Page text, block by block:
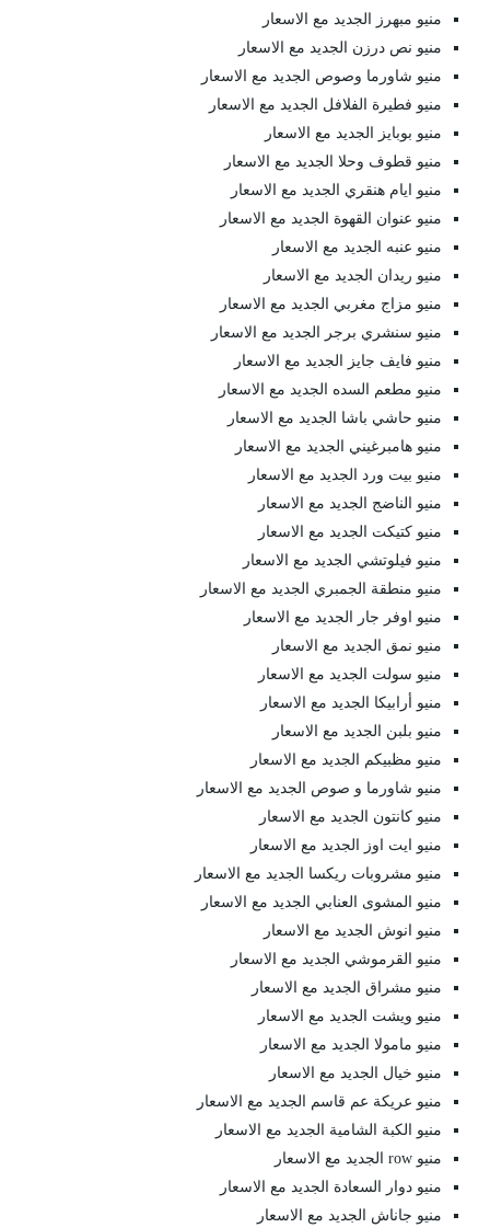
منيو مبهرز الجديد مع الاسعار
منيو نص درزن الجديد مع الاسعار
منيو شاورما وصوص الجديد مع الاسعار
منيو فطيرة الفلافل الجديد مع الاسعار
منيو بوبايز الجديد مع الاسعار
منيو قطوف وحلا الجديد مع الاسعار
منيو ايام هنقري الجديد مع الاسعار
منيو عنوان القهوة الجديد مع الاسعار
منيو عنبه الجديد مع الاسعار
منيو ريدان الجديد مع الاسعار
منيو مزاج مغربي الجديد مع الاسعار
منيو سنشري برجر الجديد مع الاسعار
منيو فايف جايز الجديد مع الاسعار
منيو مطعم السده الجديد مع الاسعار
منيو حاشي باشا الجديد مع الاسعار
منيو هامبرغيني الجديد مع الاسعار
منيو بيت ورد الجديد مع الاسعار
منيو الناضج الجديد مع الاسعار
منيو كتيكت الجديد مع الاسعار
منيو فيلوتشي الجديد مع الاسعار
منيو منطقة الجمبري الجديد مع الاسعار
منيو اوفر جار الجديد مع الاسعار
منيو نمق الجديد مع الاسعار
منيو سولت الجديد مع الاسعار
منيو أرابيكا الجديد مع الاسعار
منيو بلبن الجديد مع الاسعار
منيو مظبيكم الجديد مع الاسعار
منيو شاورما و صوص الجديد مع الاسعار
منيو كانتون الجديد مع الاسعار
منيو ايت اوز الجديد مع الاسعار
منيو مشروبات ريكسا الجديد مع الاسعار
منيو المشوى العنابي الجديد مع الاسعار
منيو انوش الجديد مع الاسعار
منيو القرموشي الجديد مع الاسعار
منيو مشراق الجديد مع الاسعار
منيو ويشت الجديد مع الاسعار
منيو مامولا الجديد مع الاسعار
منيو خيال الجديد مع الاسعار
منيو عريكة عم قاسم الجديد مع الاسعار
منيو الكبة الشامية الجديد مع الاسعار
منيو row الجديد مع الاسعار
منيو دوار السعادة الجديد مع الاسعار
منيو جاناش الجديد مع الاسعار